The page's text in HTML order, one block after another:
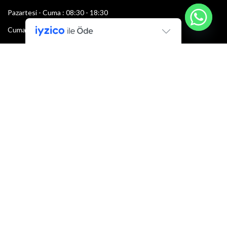
Pazartesi - Cuma : 08:30 - 18:30
Cumartesi : 08:30 - 13:00